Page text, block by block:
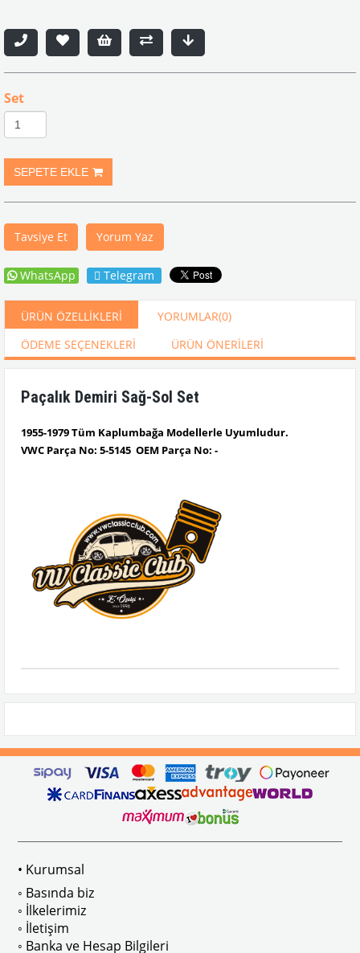
Set
Tavsiye Et Yorum Yaz
WhatsApp Telegram
ÜRÜN ÖZELLIKLERI YORUMLAR(0)
ÖDEME SEÇENEKLERI
ÜRÜN ÖNERILERI
Paçalık Demiri Sağ-Sol Set
1955-1979 Tüm Kaplumbağa Modellerle Uyumludur.
VWC Parça No: 5-5145 OEM Parça No: -
• Kurumsal
◦ Basında biz
◦ İlkelerimiz
◦ İletişim
◦ Banka ve Hesap Bilgileri